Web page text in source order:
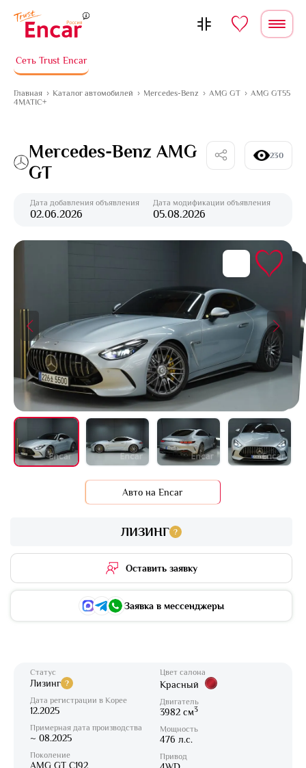
Сеть Trust Encar
Главная Каталог автомобилей Mercedes-Benz AMG GT
AMG GT55
4MATIC+
Mercedes-Benz AMG
GT
230
Дата добавления объявления
02.06.2026
Дата модификации объявления
05.08.2026
ЛИЗИНГ ?
Оставить заявку
Заявка в мессенджеры
Статус
Лизинг ?
Дата регистрации в Корее
12.2025
Примерная дата производства
~ 08.2025
Поколение
AMG GT C192
Цвет салона
Красный
Двигатель
3982 см3
Мощность
476 л.с.
Привод
Авто на Encar